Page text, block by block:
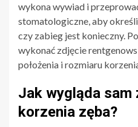
wykona wywiad i
stomatologiczne, aby
czy zabieg jest konieczny.
wykonać zdjęcie
położenia i rozmiaru
Jak wygląda sam
korzenia zęba?